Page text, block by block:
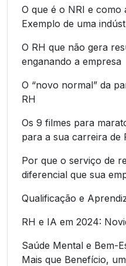
O que é o NRI e como
Exemplo de uma
O RH que não gera
enganando a empresa
O “novo normal” da
RH
Os 9 filmes para
para a sua carreira de
Por que o serviço de
diferencial que sua
Qualificação e
RH e IA em 2024:
Saúde Mental e Bem-
Mais que Benefício,